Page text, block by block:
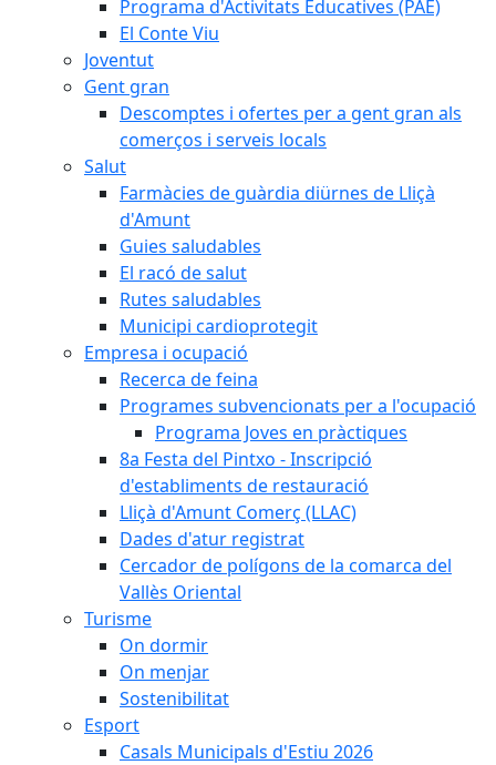
Programa d'Activitats Educatives (PAE)
El Conte Viu
Joventut
Gent gran
Descomptes i ofertes per a gent gran als
comerços i serveis locals
Salut
Farmàcies de guàrdia diürnes de Lliçà
d'Amunt
Guies saludables
El racó de salut
Rutes saludables
Municipi cardioprotegit
Empresa i ocupació
Recerca de feina
Programes subvencionats per a l'ocupació
Programa Joves en pràctiques
8a Festa del Pintxo - Inscripció
d'establiments de restauració
Lliçà d'Amunt Comerç (LLAC)
Dades d'atur registrat
Cercador de polígons de la comarca del
Vallès Oriental
Turisme
On dormir
On menjar
Sostenibilitat
Esport
Casals Municipals d'Estiu 2026